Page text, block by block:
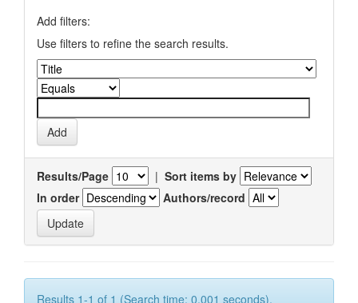
Add filters:
Use filters to refine the search results.
Results/Page | Sort items by
In order
Authors/record
Results 1-1 of 1 (Search time: 0.001 seconds).